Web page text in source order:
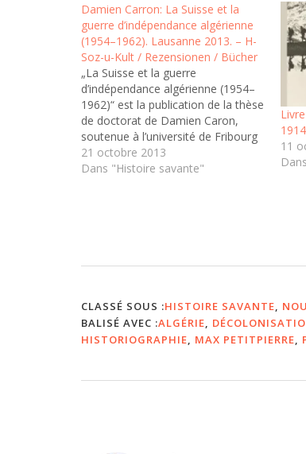
Damien Carron: La Suisse et la
guerre d’indépendance algérienne
(1954–1962). Lausanne 2013. – H-
Soz-u-Kult / Rezensionen / Bücher
„La Suisse et la guerre
d’indépendance algérienne (1954–
1962)“ est la publication de la thèse
de doctorat de Damien Caron,
soutenue à l’université de Fribourg
en avril 2010. L’ouvrage se base sur
des sources algériennes, françaises
21 octobre 2013
Dans "Histoire savante"
11
CLASSÉ SOUS :HISTOIRE SAVANTE,
BALISÉ AVEC :ALGÉRIE,
HISTORIOGRAPHIE, MAX PETITPIERRE,